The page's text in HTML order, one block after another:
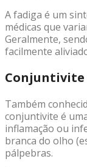
A fadiga é um
médicas que
Geralmente,
facilmente
Conjuntivite
Também
conjuntivite é
inflamação ou
branca do olho
pálpebras.